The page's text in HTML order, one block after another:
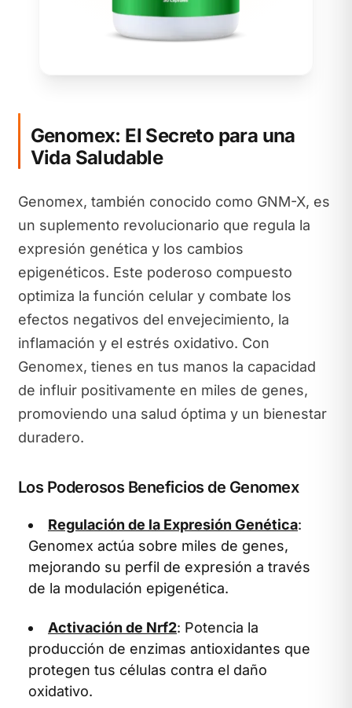
Genomex: El Secreto para una
Vida Saludable
Genomex, también conocido como GNM-X, es
un suplemento revolucionario que regula la
expresión genética y los cambios
epigenéticos. Este poderoso compuesto
optimiza la función celular y combate los
efectos negativos del envejecimiento, la
inflamación y el estrés oxidativo. Con
Genomex, tienes en tus manos la capacidad
de influir positivamente en miles de genes,
promoviendo una salud óptima y un bienestar
duradero.
Los Poderosos Beneficios de Genomex
Regulación de la Expresión Genética:
Genomex actúa sobre miles de genes,
mejorando su perfil de expresión a través
de la modulación epigenética.
Activación de Nrf2: Potencia la
producción de enzimas antioxidantes que
protegen tus células contra el daño
oxidativo.